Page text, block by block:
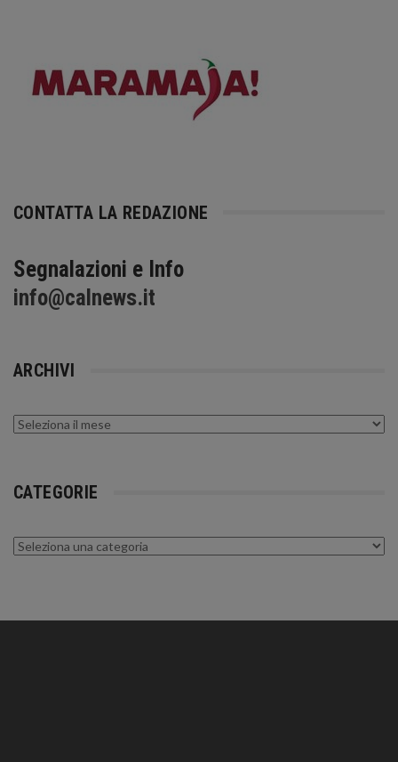
CONTATTA LA REDAZIONE
Segnalazioni e Info
info@calnews.it
ARCHIVI
Archivi
CATEGORIE
Categorie